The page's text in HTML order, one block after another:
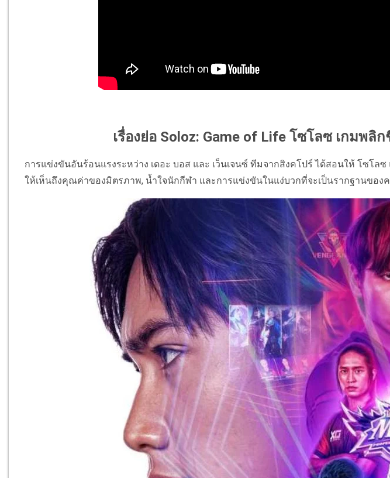
เรื่องย่อ Soloz: Game of Life โซโลซ เกมพลิ
การแข่งขันอันร้อนแรงระหว่าง เดอะ บอส และ เว็นเจนซ์ ทีมจากสิงคโปร์ ได้สอนให้ โซโล
ให้เห็นถึงคุณค่าของมิตรภาพ, นํ้าใจนักกีฬา และการแข่งขันในแง่บวกที่จะเป็นรากฐานของค